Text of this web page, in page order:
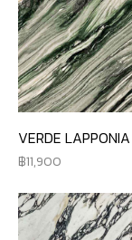
VERDE LAPPONIA
11,900